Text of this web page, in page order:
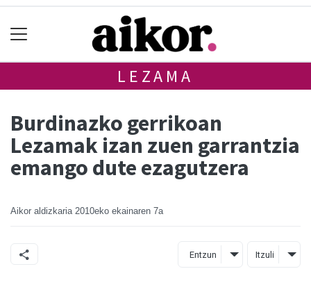
LEZAMA
Burdinazko gerrikoan
Lezamak izan zuen garrantzia
emango dute ezagutzera
Aikor aldizkaria 2010eko ekainaren 7a
Entzun Itzuli